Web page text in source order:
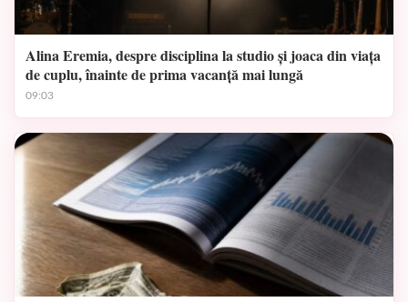
Alina Eremia, despre disciplina la studio și joaca din viața
de cuplu, înainte de prima vacanță mai lungă
09:03